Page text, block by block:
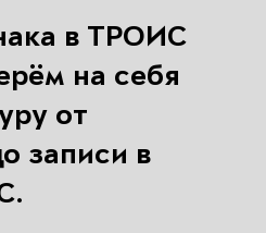
в ТРОИС
на себя
от
записи в